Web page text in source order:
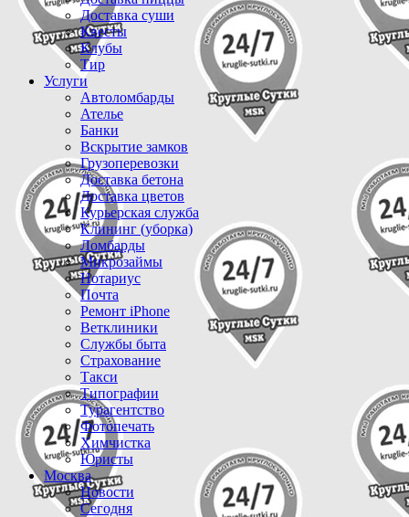
Доставка суши
Квесты
Клубы
Тир
Услуги
Автоломбарды
Ателье
Банки
Вскрытие замков
Грузоперевозки
Доставка бетона
Доставка цветов
Курьерская служба
Клининг (уборка)
Ломбарды
Микрозаймы
Нотариус
Почта
Ремонт iPhone
Ветклиники
Службы быта
Страхование
Такси
Типографии
Турагентство
Фотопечать
Химчистка
Юристы
Москва
Новости
Сегодня